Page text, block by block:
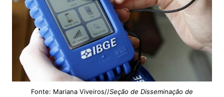
Fonte: Mariana Viveiros//Seção de Disseminação de